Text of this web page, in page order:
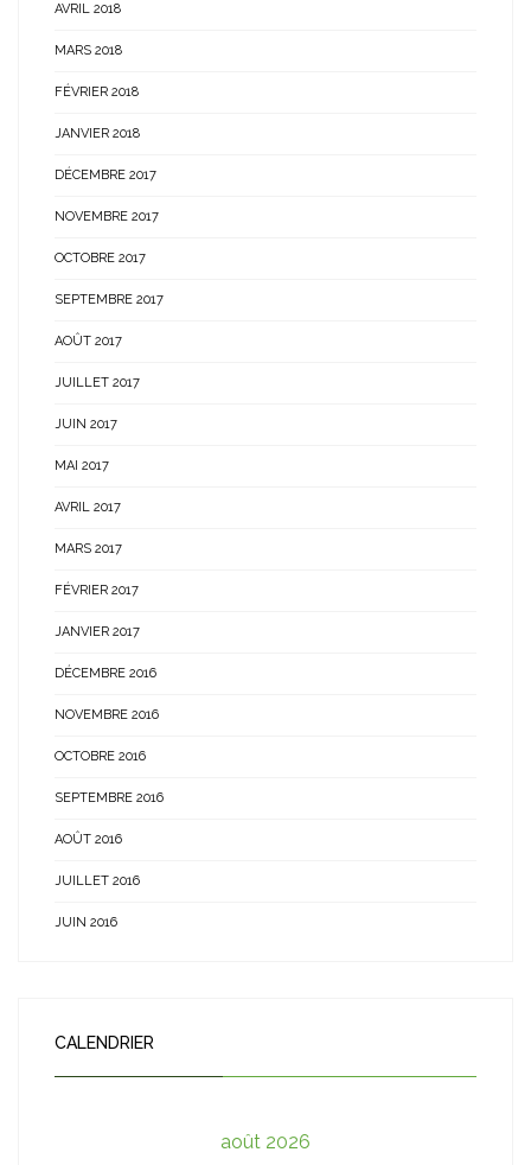
AVRIL 2018
MARS 2018
FÉVRIER 2018
JANVIER 2018
DÉCEMBRE 2017
NOVEMBRE 2017
OCTOBRE 2017
SEPTEMBRE 2017
AOÛT 2017
JUILLET 2017
JUIN 2017
MAI 2017
AVRIL 2017
MARS 2017
FÉVRIER 2017
JANVIER 2017
DÉCEMBRE 2016
NOVEMBRE 2016
OCTOBRE 2016
SEPTEMBRE 2016
AOÛT 2016
JUILLET 2016
JUIN 2016
CALENDRIER
août 2026